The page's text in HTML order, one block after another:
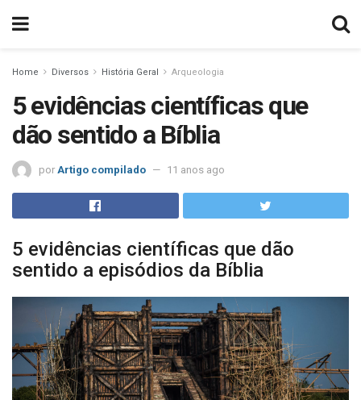
Home Diversos História Geral Arqueologia
5 evidências científicas que
dão sentido a Bíblia
por Artigo compilado 11 anos ago
5 evidências científicas que dão
sentido a episódios da Bíblia